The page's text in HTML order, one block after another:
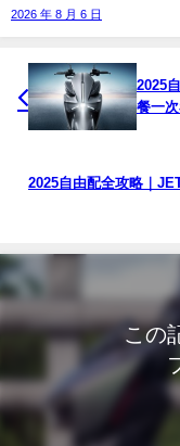
2026 年 8 月 6 日
2025
餐一次
2025自由配全攻略｜
この